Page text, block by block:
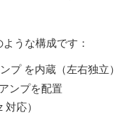
うな構成です：
プ を内蔵（左右独立）
ンプを配置
応）